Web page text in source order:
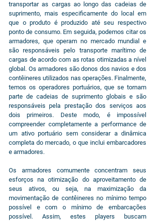
transportar as cargas ao longo das cadeias de
suprimento, mais especificamente do local em
que o produto é produzido até seu respectivo
ponto de consumo. Em seguida, podemos citar os
armadores, que operam no mercado mundial e
são responsáveis pelo transporte marítimo de
cargas de acordo com as rotas otimizadas a nível
global. Os armadores são donos dos navios e dos
contêineres utilizados nas operações. Finalmente,
temos os operadores portuários, que se tornam
parte de cadeias de suprimento globais e são
responsáveis pela prestação dos serviços aos
dois primeiros. Deste modo, é impossível
compreender completamente a performance de
um ativo portuário sem considerar a dinâmica
completa do mercado, o que inclui embarcadores
e armadores.
Os armadores comumente concentram seus
esforços na otimização do aproveitamento de
seus ativos, ou seja, na maximização da
movimentação de contêineres no mínimo tempo
possível e com o mínimo de embarcações
possível. Assim, estes players buscam